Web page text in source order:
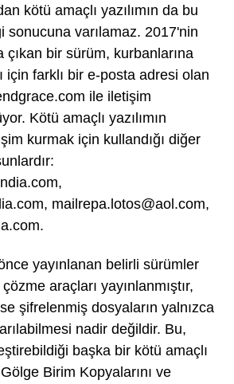
kötü amaçlı yazılımın da bu
sonucuna varılamaz. 2017'nin
çıkan bir sürüm, kurbanlarına
için farklı bir e-posta adresi olan
ile iletişim
Kötü amaçlı yazılımın
kurmak için kullandığı diğer
mailrepa.lotos@aol.com,
yayınlanan belirli sürümler
araçları yayınlanmıştır,
şifrelenmiş dosyaların yalnızca
nadir değildir. Bu,
başka bir kötü amaçlı
Birim Kopyalarını ve